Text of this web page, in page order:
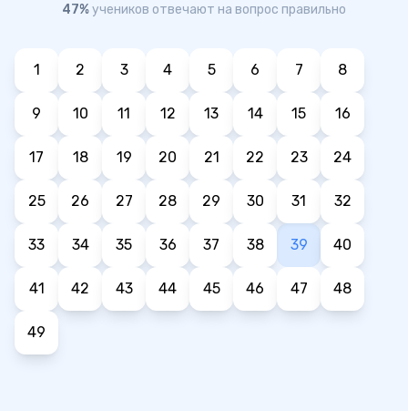
47%учеников отвечают на вопрос правильно
1 2 3 4 5 6 7 8
9 10 11 12 13 14 15 16
17 18 19 20 21 22 23 24
25 26 27 28 29 30 31 32
33 34 35 36 37 38 39 40
41 42 43 44 45 46 47 48
49